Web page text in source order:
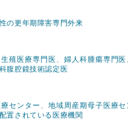
の更年期障害専門外来
生殖医療専門医 、 婦人科腫瘍専門医
腹腔鏡技術認定医
センター 、 地域周産期母子医療セ
置されている医療機関